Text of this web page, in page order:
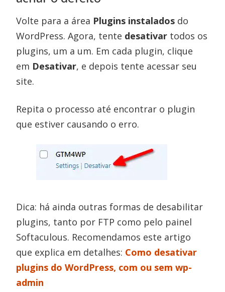
Volte para a área Plugins instalados do
WordPress. Agora, tente desativar todos os
plugins, um a um. Em cada plugin, clique
em Desativar, e depois tente acessar seu
site.
Repita o processo até encontrar o plugin
que estiver causando o erro.
Dica: há ainda outras formas de desabilitar
plugins, tanto por FTP como pelo painel
Softaculous. Recomendamos este artigo
que explica em detalhes: Como desativar
plugins do WordPress, com ou sem wp-
admin